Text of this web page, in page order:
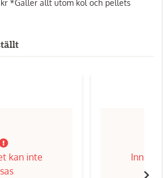
*Gäller allt utom kol och pellets
kan inte